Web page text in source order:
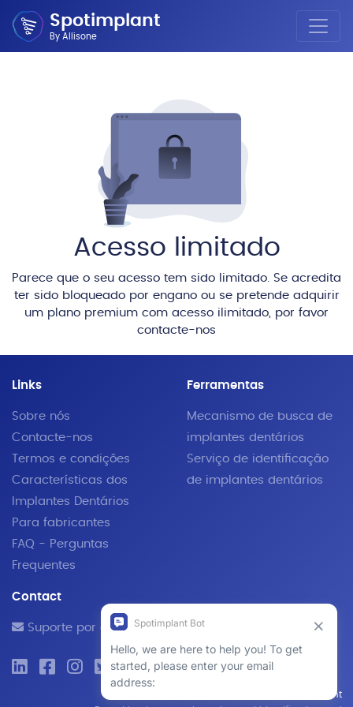
Spotimplant
By Allisone
Acesso limitado
Parece que o seu acesso tem sido limitado. Se acredita
ter sido bloqueado por engano ou se pretende adquirir
um plano premium com acesso ilimitado, por favor
contacte-nos
Links
Sobre nós
Contacte-nos
Termos e condições
Características dos
Implantes Dentários
Para fabricantes
FAQ - Perguntas
Frequentes
Ferramentas
Mecanismo de busca de
implantes dentários
Serviço de identificação
de implantes dentários
Contact
Suporte por e-mail
© 2019 - 2026 SpotImplant